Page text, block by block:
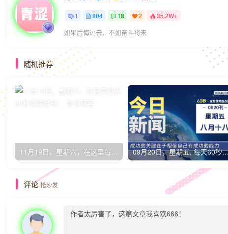
1 804 18 2 35.2W+
如果后悔过去，不如奋斗将来
随机推荐
09月20日，星期五, 每天60
评论抢沙发